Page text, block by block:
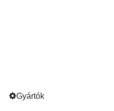
Gyártók